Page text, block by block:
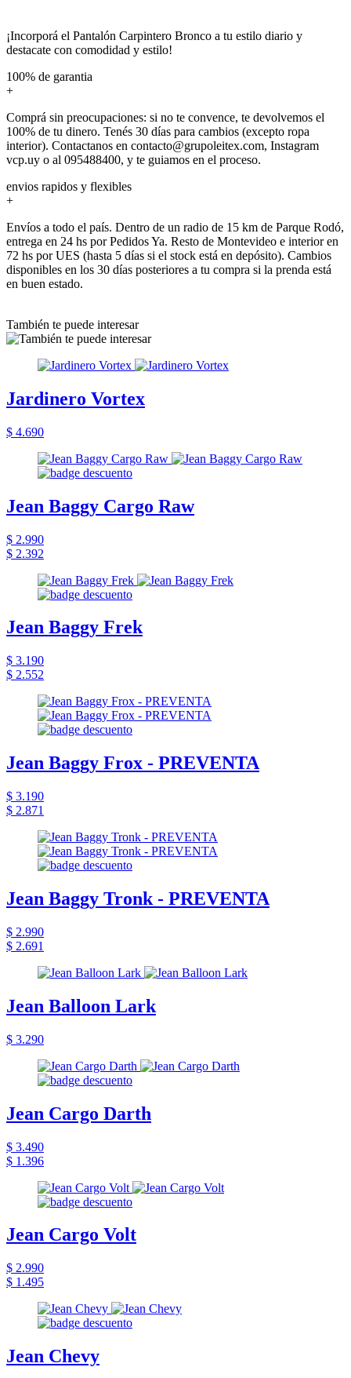
¡Incorporá el Pantalón Carpintero Bronco a tu estilo diario y
destacate con comodidad y estilo!
100% de garantia
+
Comprá sin preocupaciones: si no te convence, te devolvemos el
100% de tu dinero. Tenés 30 días para cambios (excepto ropa
interior). Contactanos en contacto@grupoleitex.com, Instagram
vcp.uy o al 095488400, y te guiamos en el proceso.
envios rapidos y flexibles
+
Envíos a todo el país. Dentro de un radio de 15 km de Parque Rodó,
entrega en 24 hs por Pedidos Ya. Resto de Montevideo e interior en
72 hs por UES (hasta 5 días si el stock está en depósito). Cambios
disponibles en los 30 días posteriores a tu compra si la prenda está
en buen estado.
También te puede interesar
Jardinero Vortex
$ 4.690
Jean Baggy Cargo Raw
$ 2.990
$ 2.392
Jean Baggy Frek
$ 3.190
$ 2.552
Jean Baggy Frox - PREVENTA
$ 3.190
$ 2.871
Jean Baggy Tronk - PREVENTA
$ 2.990
$ 2.691
Jean Balloon Lark
$ 3.290
Jean Cargo Darth
$ 3.490
$ 1.396
Jean Cargo Volt
$ 2.990
$ 1.495
Jean Chevy